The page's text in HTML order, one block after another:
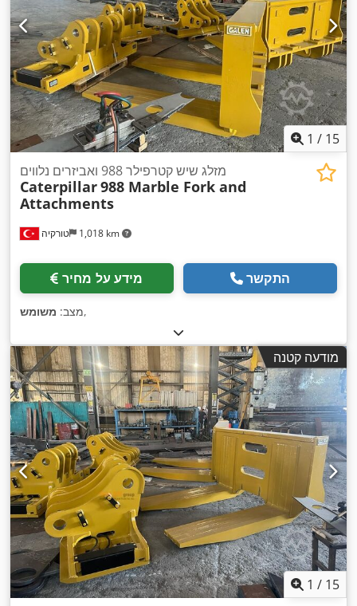
1 / 15
טורקיה 1,018 km
מזלג שיש קטרפילר 988 ואביזרים נלווים
Caterpillar988 Marble Fork and
Attachments
מידע על מחיר התקשר
מצב: משומש ,
מודעה קטנה
1 / 15